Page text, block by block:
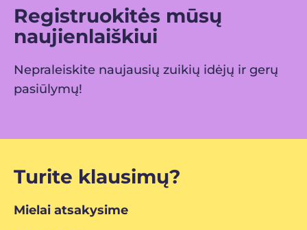
Registruokitės mūsų
naujienlaiškiui
Nepraleiskite naujausių zuikių idėjų ir gerų
pasiūlymų!
Turite klausimų?
Mielai atsakysime